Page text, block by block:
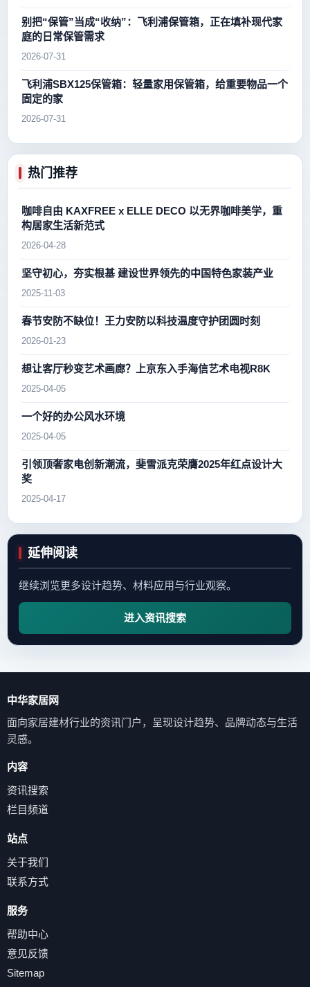
别把“保管”当成“收纳”：飞利浦保管箱，正在填补现代家
庭的日常保管需求
2026-07-31
飞利浦SBX125保管箱：轻量家用保管箱，给重要物品一个
固定的家
2026-07-31
热门推荐
咖啡自由 KAXFREE x ELLE DECO 以无界咖啡美学，重
构居家生活新范式
2026-04-28
坚守初心，夯实根基 建设世界领先的中国特色家装产业
2025-11-03
春节安防不缺位！王力安防以科技温度守护团圆时刻
2026-01-23
想让客厅秒变艺术画廊？上京东入手海信艺术电视R8K
2025-04-05
一个好的办公风水环境
2025-04-05
引领顶奢家电创新潮流，斐雪派克荣膺2025年红点设计大
奖
2025-04-17
延伸阅读
继续浏览更多设计趋势、材料应用与行业观察。
进入资讯搜索
中华家居网
面向家居建材行业的资讯门户，呈现设计趋势、品牌动态与生活
灵感。
内容
资讯搜索
栏目频道
站点
关于我们
联系方式
服务
帮助中心
意见反馈
Sitemap